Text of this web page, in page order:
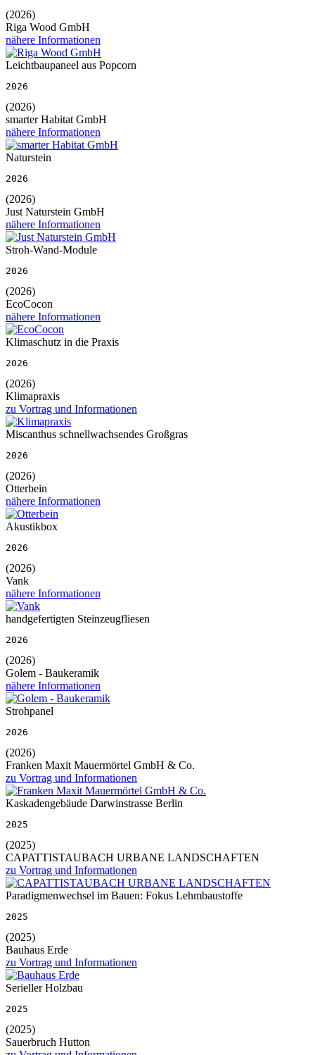
(2026)
Riga Wood GmbH
nähere Informationen
Leichtbaupaneel aus Popcorn
2026
(2026)
smarter Habitat GmbH
nähere Informationen
Naturstein
2026
(2026)
Just Naturstein GmbH
nähere Informationen
Stroh-Wand-Module
2026
(2026)
EcoCocon
nähere Informationen
Klimaschutz in die Praxis
2026
(2026)
Klimapraxis
zu Vortrag und Informationen
Miscanthus schnellwachsendes Großgras
2026
(2026)
Otterbein
nähere Informationen
Akustikbox
2026
(2026)
Vank
nähere Informationen
handgefertigten Steinzeugfliesen
2026
(2026)
Golem - Baukeramik
nähere Informationen
Strohpanel
2026
(2026)
Franken Maxit Mauermörtel GmbH & Co.
zu Vortrag und Informationen
Kaskadengebäude Darwinstrasse Berlin
2025
(2025)
CAPATTISTAUBACH URBANE LANDSCHAFTEN
zu Vortrag und Informationen
Paradigmenwechsel im Bauen: Fokus Lehmbaustoffe
2025
(2025)
Bauhaus Erde
zu Vortrag und Informationen
Serieller Holzbau
2025
(2025)
Sauerbruch Hutton